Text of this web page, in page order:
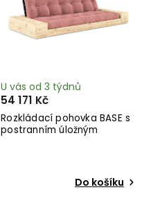
Rozkládací pohovka BASE s
postranním úložným
U vás od 3 týdnů
54 171 Kč
Do košíku